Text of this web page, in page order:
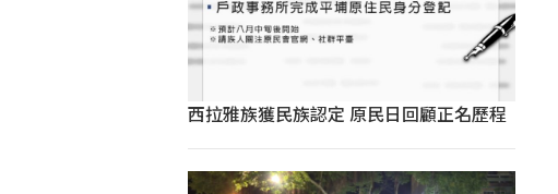
西拉雅族獲民族認定 原民日回顧正名歷程